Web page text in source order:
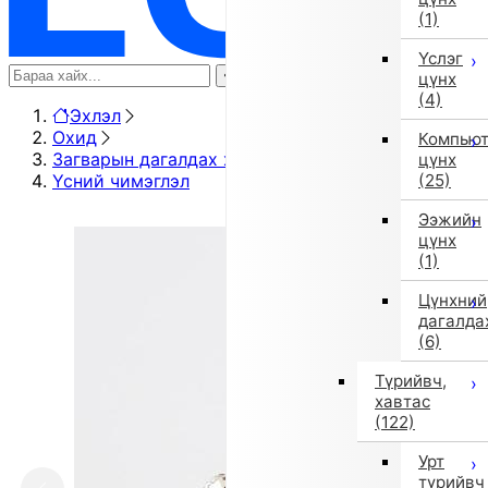
(1)
Үслэг
цүнх
(4)
цүнх
(25)
Ээжийн
цүнх
(1)
Цүнхний
(6)
Түрийвч,
хавтас
(122)
Урт
түрийвч
Эхлэл
Охид
Загварын дагалдах хэрэгсэл
Үсний чимэглэл